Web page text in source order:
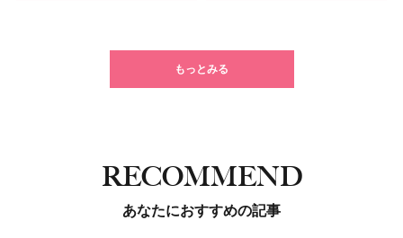
もっとみる
RECOMMEND
あなたにおすすめの記事